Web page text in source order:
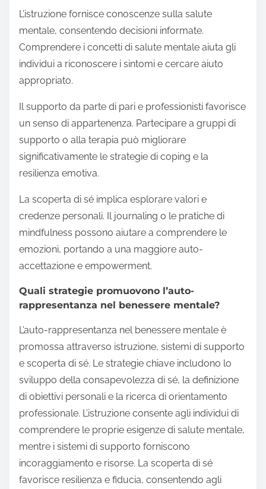
L’istruzione fornisce conoscenze sulla salute
mentale, consentendo decisioni informate.
Comprendere i concetti di salute mentale aiuta gli
individui a riconoscere i sintomi e cercare aiuto
appropriato.
Il supporto da parte di pari e professionisti favorisce
un senso di appartenenza. Partecipare a gruppi di
supporto o alla terapia può migliorare
significativamente le strategie di coping e la
resilienza emotiva.
La scoperta di sé implica esplorare valori e
credenze personali. Il journaling o le pratiche di
mindfulness possono aiutare a comprendere le
emozioni, portando a una maggiore auto-
accettazione e empowerment.
Quali strategie promuovono l’auto-
rappresentanza nel benessere mentale?
L’auto-rappresentanza nel benessere mentale è
promossa attraverso istruzione, sistemi di supporto
e scoperta di sé. Le strategie chiave includono lo
sviluppo della consapevolezza di sé, la definizione
di obiettivi personali e la ricerca di orientamento
professionale. L’istruzione consente agli individui di
comprendere le proprie esigenze di salute mentale,
mentre i sistemi di supporto forniscono
incoraggiamento e risorse. La scoperta di sé
favorisce resilienza e fiducia, consentendo agli